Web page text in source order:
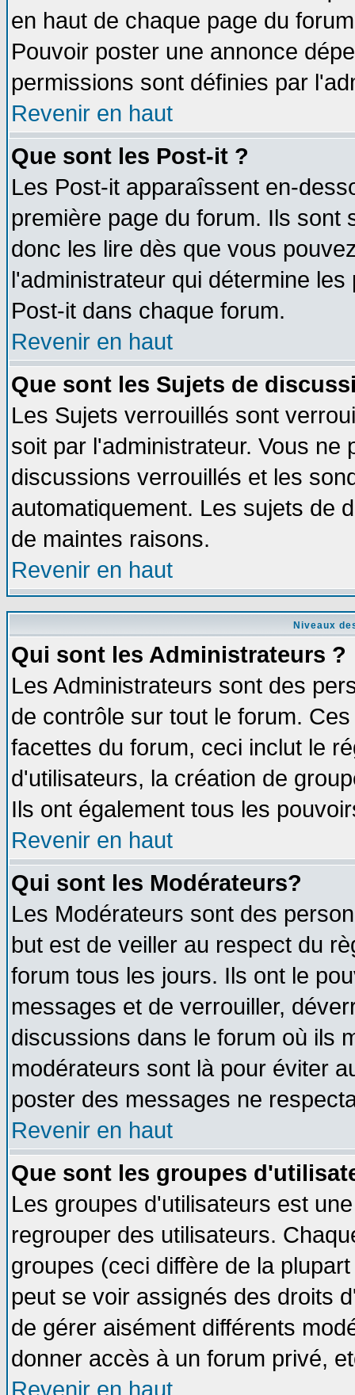
en haut de chaque page du
Pouvoir poster une annonce
permissions sont définies par
Revenir en haut
Que sont les Post-it ?
Les Post-it apparaîssent en-
première page du forum. Ils
donc les lire dès que vous
l'administrateur qui détermine
Post-it dans chaque forum.
Revenir en haut
Que sont les Sujets de
Les Sujets verrouillés sont
soit par l'administrateur. Vous
discussions verrouillés et les
automatiquement. Les sujets de
de maintes raisons.
Revenir en haut
Niveaux
Qui sont les Administrateurs ?
Les Administrateurs sont des
de contrôle sur tout le forum.
facettes du forum, ceci inclut le
d'utilisateurs, la création de
Ils ont également tous les
Revenir en haut
Qui sont les Modérateurs?
Les Modérateurs sont des
but est de veiller au respect du
forum tous les jours. Ils ont le
messages et de verrouiller,
discussions dans le forum où ils
modérateurs sont là pour éviter
poster des messages ne
Revenir en haut
Que sont les groupes
Les groupes d'utilisateurs est
regrouper des utilisateurs.
groupes (ceci diffère de la
peut se voir assignés des droits
de gérer aisément différents
donner accès à un forum privé,
Revenir en haut